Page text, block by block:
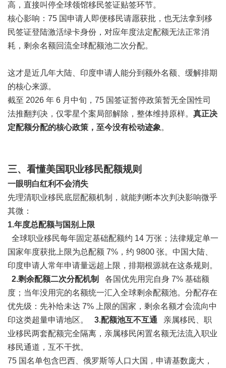
高，直接叫停全球领馆移民签证贴签环节。
核心影响：75 国申请人即便移民请愿获批，也无法拿到移
民签证登陆激活绿卡身份，对应年度法定配额无法正常消
耗，剩余名额回流全球配额池二次分配。
这才是近几年大陆、印度申请人能分到额外名额、缓解排期
的核心来源。
截至 2026 年 6 月中旬，75 国签证暂停政策暂无全国性司
法推翻判决，仅零星个案局部解除，整体维持原样。 真正决
定配额分配的核心政策，至今没有松动迹象。
三、看懂美国职业移民配额规则
一眼明白红利不会消失
先理清职业移民底层配额机制，就能判断本次判决影响微乎
其微：
1.年度总配额与国别上限
全球职业移民每年固定基础配额约 14 万张；法律规定单一
国家年度获批上限为总配额 7%，约 9800 张。中国大陆、
印度申请人常年申请量远超上限，排期根源就在这条规则。
2.剩余配额二次分配机制
各国优先用完自身 7% 基础额
度；当年没用完的名额统一汇入全球剩余配额池。分配存在
优先级：先补给未达 7% 上限的国家，剩余名额才会流向中
印这类超量申请地区。 3.配额池互不互通 亲属移民、职
业移民两套配额完全隔离，亲属移民闲置名额无法流入职业
移民通道，互不干扰。
75 国名单包含巴西、俄罗斯等人口大国，申请基数庞大，